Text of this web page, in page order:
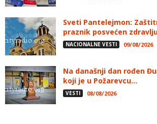
Sveti Pantelejmon:
praznik posvećen
NACIONALNE VESTI 09/08/2026
Na današnji dan rođen
koji je u Požarevcu...
VESTI 08/08/2026